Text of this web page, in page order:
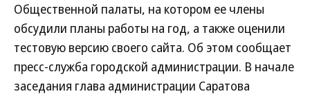
Общественной палаты, на котором ее члены
обсудили планы работы на год, а также оценили
тестовую версию своего сайта. Об этом сообщает
пресс-служба городской администрации. В начале
заседания глава администрации Саратова